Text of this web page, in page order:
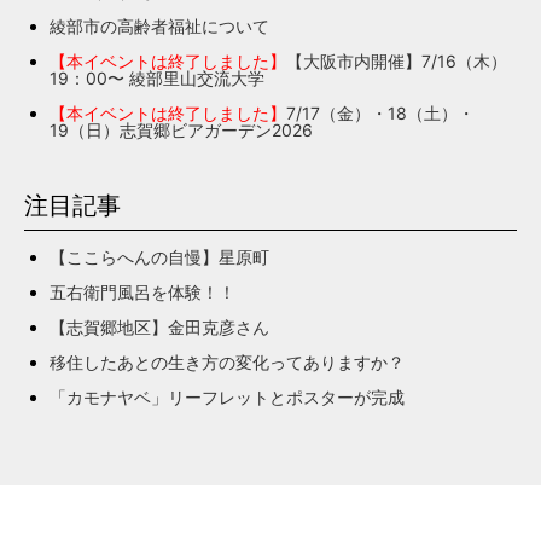
綾部市の高齢者福祉について
【本イベントは終了しました】
【大阪市内開催】7/16（木）
19：00〜 綾部里山交流大学
【本イベントは終了しました】 7/17（金）・18（土）・
19（日）志賀郷ビアガーデン2026
注目記事
【ここらへんの自慢】星原町
五右衛門風呂を体験！！
【志賀郷地区】金田克彦さん
移住したあとの生き方の変化ってありますか？
「カモナヤベ」リーフレットとポスターが完成